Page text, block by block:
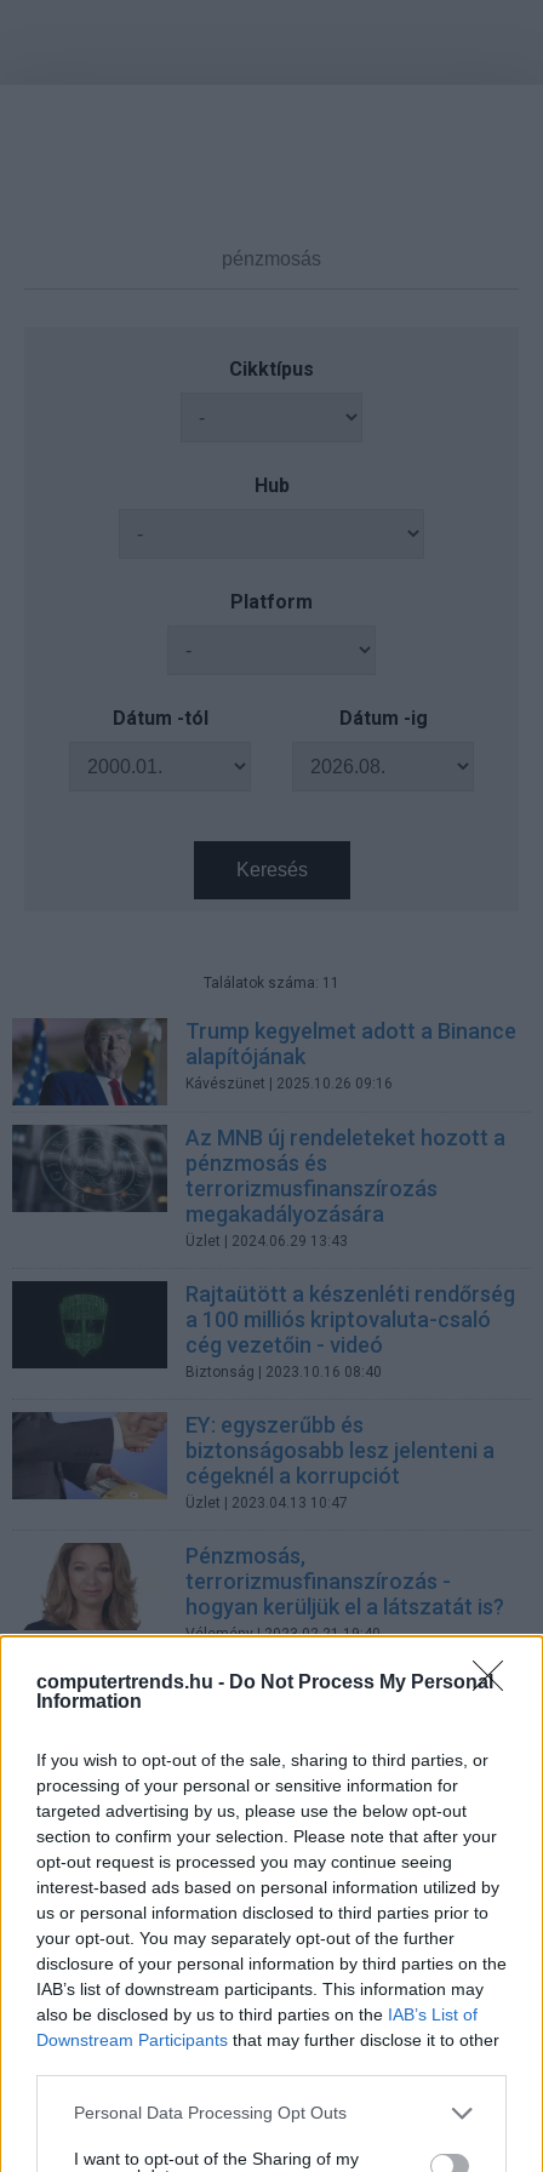
computertrends.hu - Do Not Process My Personal
Information
If you wish to opt-out of the sale, sharing to third parties, or
processing of your personal or sensitive information for
targeted advertising by us, please use the below opt-out
section to confirm your selection. Please note that after your
opt-out request is processed you may continue seeing
interest-based ads based on personal information utilized by
us or personal information disclosed to third parties prior to
your opt-out. You may separately opt-out of the further
disclosure of your personal information by third parties on the
IAB’s list of downstream participants. This information may
also be disclosed by us to third parties on the IAB’s List of
Downstream Participants that may further disclose it to other
Please note that this website/app uses one or more Google
not limited to your visit or usage behaviour. You may click to
Personal Data Processing Opt Outs
I want to opt-out of the Sharing of my
Cikktípus
Hub
Platform
Dátum -tól Dátum -ig
Keresés
Találatok száma: 11
Trump kegyelmet adott a Binance
alapítójának
Kávészünet | 2025.10.26 09:16
Az MNB új rendeleteket hozott a
pénzmosás és
terrorizmusfinanszírozás
megakadályozására
Üzlet | 2024.06.29 13:43
Rajtaütött a készenléti rendőrség
a 100 milliós kriptovaluta-csaló
cég vezetőin - videó
Biztonság | 2023.10.16 08:40
EY: egyszerűbb és
biztonságosabb lesz jelenteni a
cégeknél a korrupciót
Üzlet | 2023.04.13 10:47
Pénzmosás,
terrorizmusfinanszírozás -
hogyan kerüljük el a látszatát is?
Vélemény| 2023.02.21 19:40
Dél-Korea hamarosan
Biztonság| 2023.02.12 11:35
MNB: komoly bírságot kapott több
bank az információs rendszereik
szűrési gyakorlata miatt
Biztonság | 2022.11.04 09:51
Életfogytig rács mögé kerülhet a
világ legismertebb antivírus-
guruja
Üzlet | 2021.03.12 09:59
Pénzmosásért börtönbe megy a
Bitcoin-tőzsde alapítója